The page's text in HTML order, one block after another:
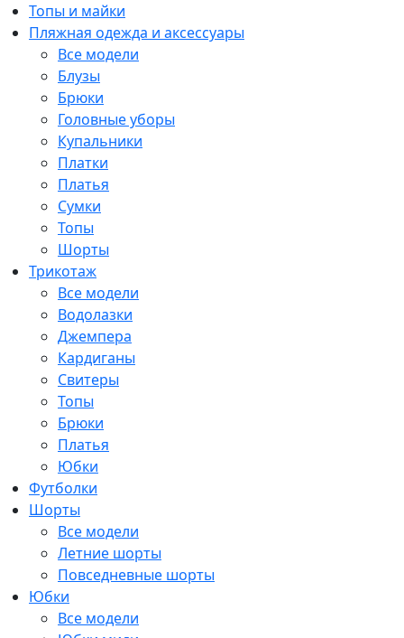
Топы и майки
Пляжная одежда и аксессуары
Все модели
Блузы
Брюки
Головные уборы
Купальники
Платки
Платья
Сумки
Топы
Шорты
Трикотаж
Все модели
Водолазки
Джемпера
Кардиганы
Свитеры
Топы
Брюки
Платья
Юбки
Футболки
Шорты
Все модели
Летние шорты
Повседневные шорты
Юбки
Все модели